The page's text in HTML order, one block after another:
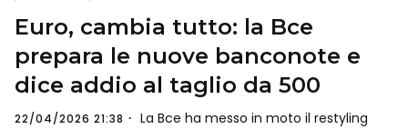
Euro, cambia tutto: la Bce
prepara le nuove banconote e
dice addio al taglio da 500
22/04/2026 21:38
La Bce ha messo in moto il restyling